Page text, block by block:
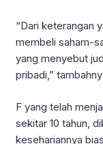
“Dari keterangan
membeli saham-
yang menyebut
pribadi,”
F yang telah
sekitar 10 tahun,
kesehariannya